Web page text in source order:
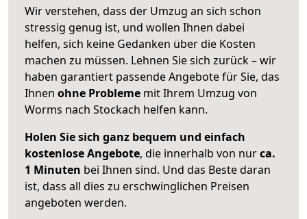
Wir verstehen, dass der Umzug an sich schon
stressig genug ist, und wollen Ihnen dabei
helfen, sich keine Gedanken über die Kosten
machen zu müssen. Lehnen Sie sich zurück – wir
haben garantiert passende Angebote für Sie, das
Ihnen ohne Probleme mit Ihrem Umzug von
Worms nach Stockach helfen kann.
Holen Sie sich ganz bequem und einfach
kostenlose Angebote, die innerhalb von nurca.
1 Minuten bei Ihnen sind. Und das Beste daran
ist, dass all dies zu erschwinglichen Preisen
angeboten werden.